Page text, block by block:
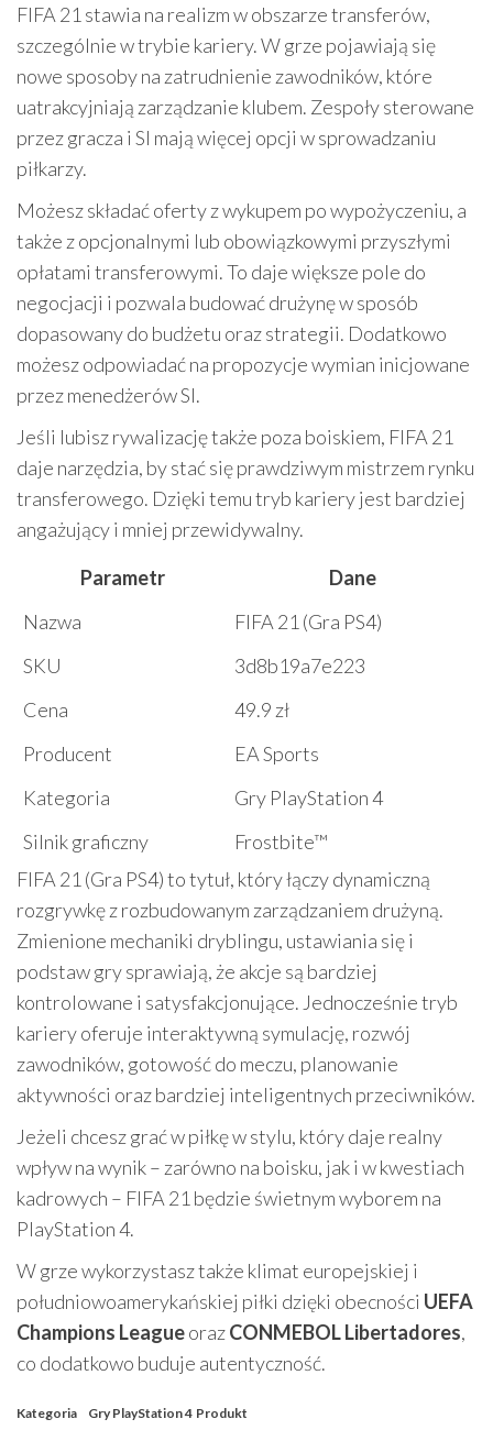
FIFA 21 stawia na realizm w obszarze transferów,
szczególnie w trybie kariery. W grze pojawiają się
nowe sposoby na zatrudnienie zawodników, które
uatrakcyjniają zarządzanie klubem. Zespoły sterowane
przez gracza i SI mają więcej opcji w sprowadzaniu
piłkarzy.
Możesz składać oferty z wykupem po wypożyczeniu, a
także z opcjonalnymi lub obowiązkowymi przyszłymi
opłatami transferowymi. To daje większe pole do
negocjacji i pozwala budować drużynę w sposób
dopasowany do budżetu oraz strategii. Dodatkowo
możesz odpowiadać na propozycje wymian inicjowane
przez menedżerów SI.
Jeśli lubisz rywalizację także poza boiskiem, FIFA 21
daje narzędzia, by stać się prawdziwym mistrzem rynku
transferowego. Dzięki temu tryb kariery jest bardziej
angażujący i mniej przewidywalny.
Parametr
Dane
Nazwa
FIFA 21 (Gra PS4)
SKU
3d8b19a7e223
Cena
49.9 zł
Producent
EA Sports
Kategoria
Gry PlayStation 4
Silnik graficzny
Frostbite™
FIFA 21 (Gra PS4) to tytuł, który łączy dynamiczną
rozgrywkę z rozbudowanym zarządzaniem drużyną.
Zmienione mechaniki dryblingu, ustawiania się i
podstaw gry sprawiają, że akcje są bardziej
kontrolowane i satysfakcjonujące. Jednocześnie tryb
kariery oferuje interaktywną symulację, rozwój
zawodników, gotowość do meczu, planowanie
aktywności oraz bardziej inteligentnych przeciwników.
Jeżeli chcesz grać w piłkę w stylu, który daje realny
wpływ na wynik – zarówno na boisku, jak i w kwestiach
kadrowych – FIFA 21 będzie świetnym wyborem na
PlayStation 4.
W grze wykorzystasz także klimat europejskiej i
południowoamerykańskiej piłki dzięki obecności UEFA
Champions LeagueorazCONMEBOL Libertadores,
co dodatkowo buduje autentyczność.
Kategoria Gry PlayStation 4 Produkt